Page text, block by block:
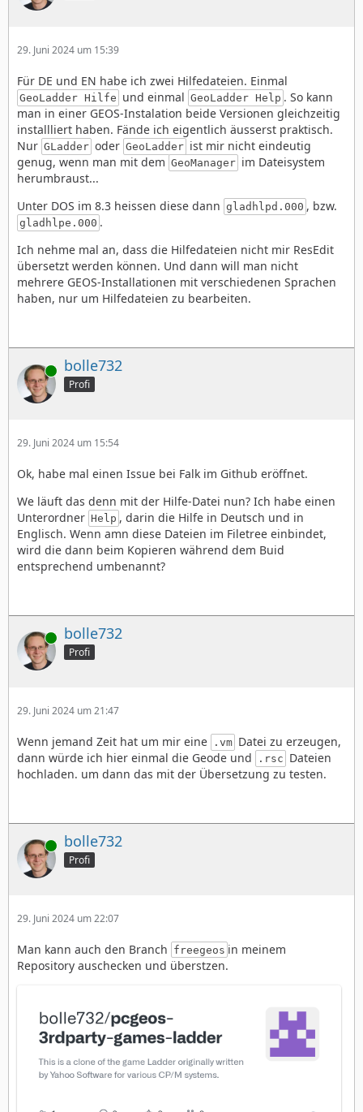
29. Juni 2024 um 15:39
Für DE und EN habe ich zwei Hilfedateien. Einmal
GeoLadder Hilfe und einmal GeoLadder Help . So kann
man in einer GEOS-Instalation beide Versionen gleichzeitig
installliert haben. Fände ich eigentlich äusserst praktisch.
Nur GLadder oder GeoLadder ist mir nicht eindeutig
genug, wenn man mit dem GeoManager im Dateisystem
herumbraust...
Unter DOS im 8.3 heissen diese dann gladhlpd.000 , bzw.
gladhlpe.000 .
Ich nehme mal an, dass die Hilfedateien nicht mir ResEdit
übersetzt werden können. Und dann will man nicht
mehrere GEOS-Installationen mit verschiedenen Sprachen
haben, nur um Hilfedateien zu bearbeiten.
Online bolle732
Profi
29. Juni 2024 um 15:54
Ok, habe mal einen Issue bei Falk im Github eröffnet.
We läuft das denn mit der Hilfe-Datei nun? Ich habe einen
Unterordner Help , darin die Hilfe in Deutsch und in
Englisch. Wenn amn diese Dateien im Filetree einbindet,
wird die dann beim Kopieren während dem Buid
entsprechend umbenannt?
Online bolle732
Profi
29. Juni 2024 um 21:47
Wenn jemand Zeit hat um mir eine .vm Datei zu erzeugen,
dann würde ich hier einmal die Geode und
.rsc Dateien
hochladen. um dann das mit der Übersetzung zu testen.
Online bolle732
Profi
29. Juni 2024 um 22:07
Man kann auch den Branch freegeos in meinem
Repository auschecken und überstzen.